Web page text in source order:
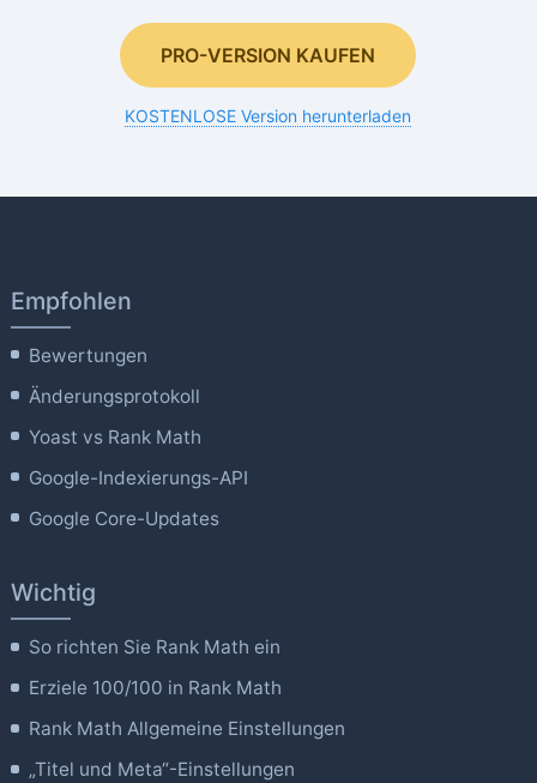
PRO-VERSION KAUFEN
KOSTENLOSE Version herunterladen
Empfohlen
Bewertungen
Änderungsprotokoll
Yoast vs Rank Math
Google-Indexierungs-API
Google Core-Updates
Wichtig
So richten Sie Rank Math ein
Erziele 100/100 in Rank Math
Rank Math Allgemeine Einstellungen
„Titel und Meta“-Einstellungen